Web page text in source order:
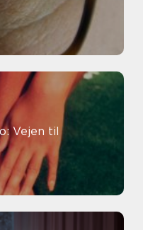
Vejen til